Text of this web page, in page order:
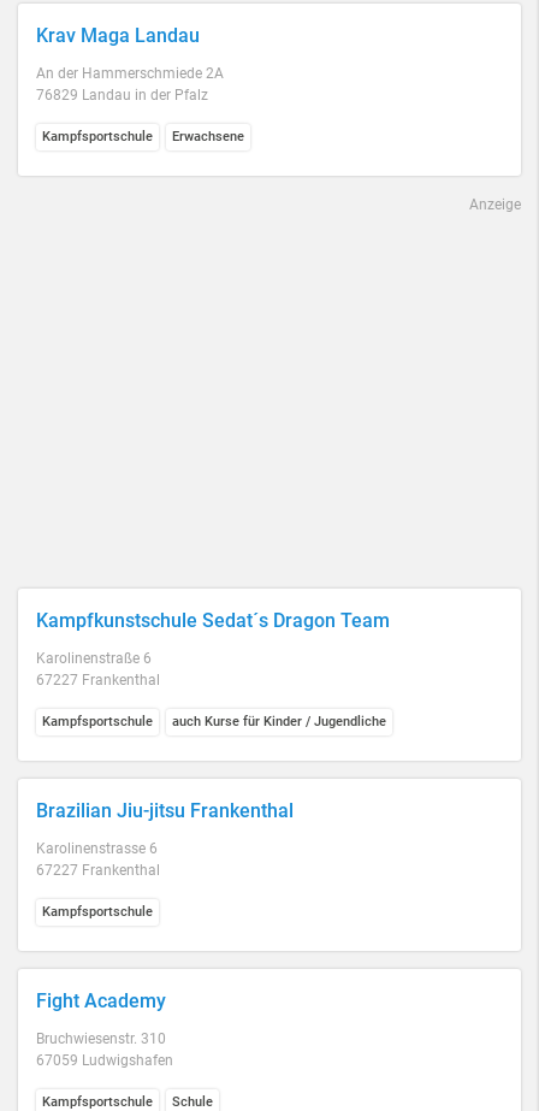
Krav Maga Landau
An der Hammerschmiede 2A
76829 Landau in der Pfalz
Kampfsportschule Erwachsene
Anzeige
Kampfkunstschule Sedat´s Dragon Team
Karolinenstraße 6
67227 Frankenthal
Kampfsportschule auch Kurse für Kinder / Jugendliche
Brazilian Jiu-jitsu Frankenthal
Karolinenstrasse 6
67227 Frankenthal
Kampfsportschule
Fight Academy
Bruchwiesenstr. 310
67059 Ludwigshafen
Kampfsportschule Schule